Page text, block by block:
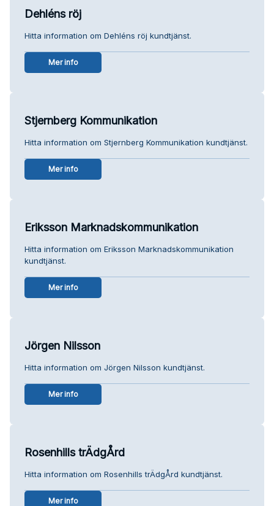
Dehléns röj
Hitta information om Dehléns röj kundtjänst.
Mer info
Stjernberg Kommunikation
Hitta information om Stjernberg Kommunikation kundtjänst.
Mer info
Eriksson Marknadskommunikation
Hitta information om Eriksson Marknadskommunikation
kundtjänst.
Mer info
Jörgen Nilsson
Hitta information om Jörgen Nilsson kundtjänst.
Mer info
Rosenhills trÄdgÅrd
Hitta information om Rosenhills trÄdgÅrd kundtjänst.
Mer info